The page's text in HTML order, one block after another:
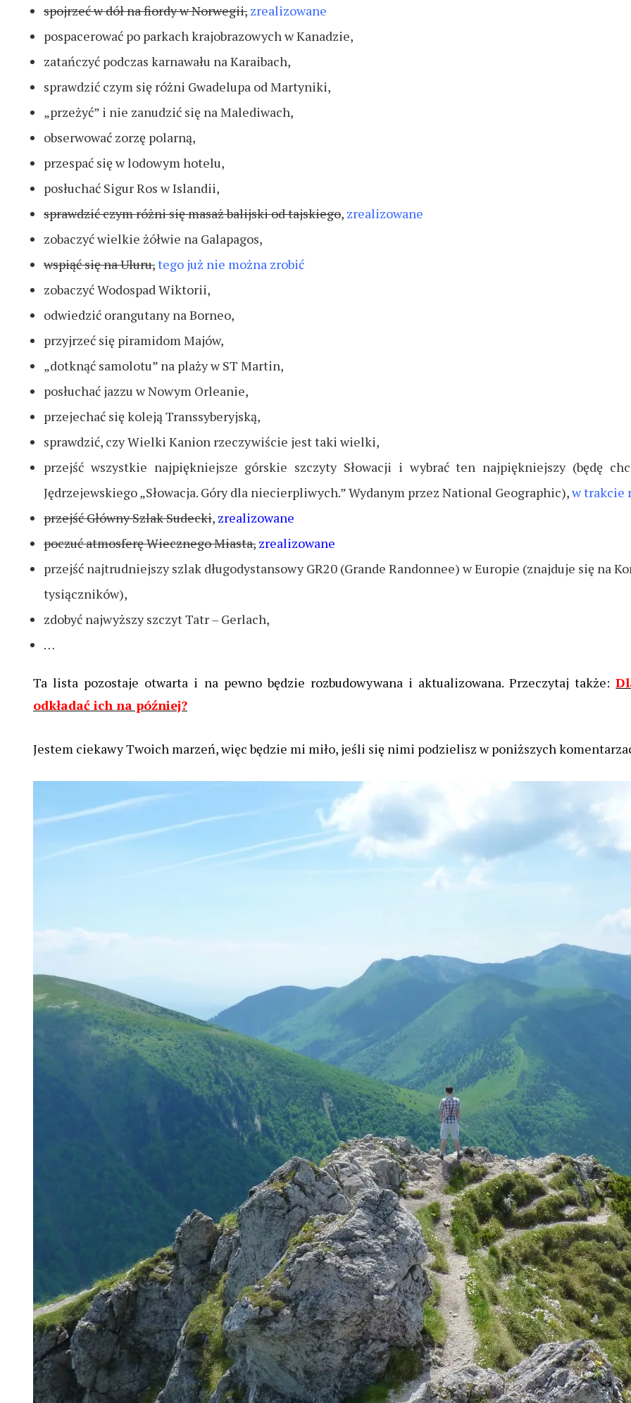
spojrzeć w dół na fiordy w Norwegii, zrealizowane
pospacerować po parkach krajobrazowych w Kanadzie,
zatańczyć podczas karnawału na Karaibach,
sprawdzić czym się różni Gwadelupa od Martyniki,
„przeżyć” i nie zanudzić się na Malediwach,
obserwować zorzę polarną,
przespać się w lodowym hotelu,
posłuchać Sigur Ros w Islandii,
sprawdzić czym różni się masaż balijski od tajskiego, zrealizowane
zobaczyć wielkie żółwie na Galapagos,
wspiąć się na Uluru,tego już nie można zrobić
zobaczyć Wodospad Wiktorii,
odwiedzić orangutany na Borneo,
przyjrzeć się piramidom Majów,
„dotknąć samolotu” na plaży w ST Martin,
posłuchać jazzu w Nowym Orleanie,
przejechać się koleją Transsyberyjską,
sprawdzić, czy Wielki Kanion rzeczywiście jest taki wielki,
przejść wszystkie najpiękniejsze górskie szczyty Słowacji i wybrać ten najpiękniejszy (będę
Jędrzejewskiego „Słowacja. Góry dla niecierpliwych.” Wydanym przez National Geographic),w trakcie
przejść Główny Szlak Sudecki, zrealizowane
poczuć atmosferę Wiecznego Miasta, zrealizowane
przejść najtrudniejszy szlak długodystansowy GR20 (Grande Randonnee) w Europie (znajduje się na
tysiączników),
zdobyć najwyższy szczyt Tatr – Gerlach,
…
Ta lista pozostaje otwarta i na pewno będzie rozbudowywana i aktualizowana. Przeczytaj także:
odkładać ich na później?
Jestem ciekawy Twoich marzeń, więc będzie mi miło, jeśli się nimi podzielisz w poniższych